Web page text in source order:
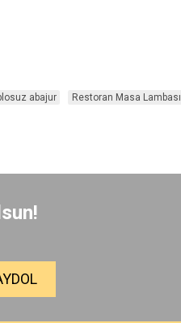
abajur Restoran Masa Lambası